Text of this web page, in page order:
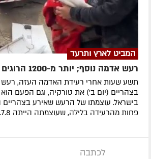
המביט לארץ ותרעד
רעש אדמה נוסף; יותר מ-1200 הרוגים בטורקיה וסוריה
תשע שעות אחרי רעידת האדמה העזה, רעש
בצהריים (יום ב') את טורקיה, וגם הפעם
פחות מהרעידה בלילה, שעוצמתה הייתה 7.8. •...
לכתבה